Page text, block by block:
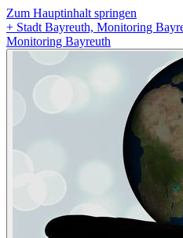
Zum Hauptinhalt springen
+ Stadt Bayreuth, Monitoring
Monitoring Bayreuth